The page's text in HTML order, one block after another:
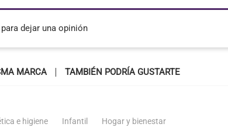
dejar una opinión
MARCA TAMBIÉN PODRÍA GUSTARTE
e higiene Infantil Hogar y bienestar